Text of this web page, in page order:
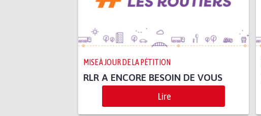
MISE À JOUR DE LA PÉTITION
RLR A ENCORE BESOIN DE VOUS
Lire